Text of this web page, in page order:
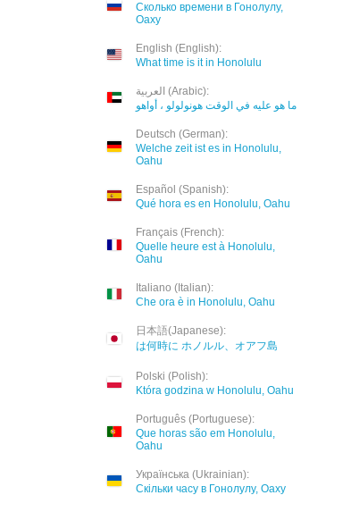
Сколько времени в Гонолулу,
Оаху
English (English):
What time is it in Honolulu
العربية (Arabic):
ما هو عليه في الوقت هونولولو ، أواهو
Deutsch (German):
Welche zeit ist es in Honolulu,
Oahu
Español (Spanish):
Qué hora es en Honolulu, Oahu
Français (French):
Quelle heure est à Honolulu,
Oahu
Italiano (Italian):
Che ora è in Honolulu, Oahu
日本語(Japanese):
は何時に ホノルル、オアフ島
Polski (Polish):
Która godzina w Honolulu, Oahu
Português (Portuguese):
Que horas são em Honolulu,
Oahu
Українська (Ukrainian):
Скільки часу в Гонолулу, Оаху